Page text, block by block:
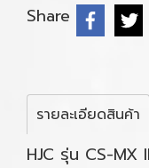
Share
รายละเอียดสินค้า
HJC รุ่น CS-MX